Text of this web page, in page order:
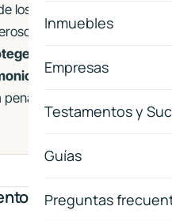
Inmuebles
Empresas
Testamentos y
Guías
Preguntas
los actos más
— que puede
a usted, a
. En esta guía le
hacerlo ahora.
ahora?